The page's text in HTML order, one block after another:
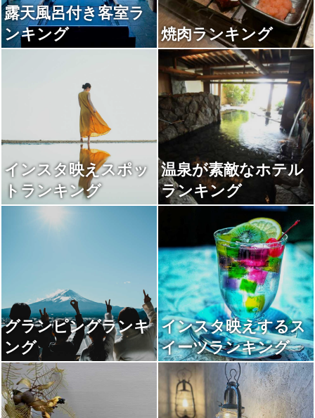
露天風呂付き客室ラ
ンキング
焼肉ランキング
インスタ映えスポッ
トランキング
温泉が素敵なホテル
ランキング
グランピングランキ
ング
インスタ映えするス
イーツランキング